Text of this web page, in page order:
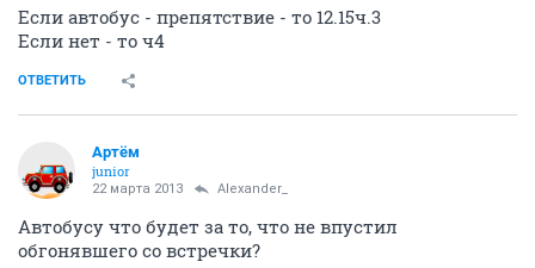
Если автобус - препятствие - то 12.15ч.3
Если нет - то ч4
ОТВЕТИТЬ
Артём
juniоr
22 марта 2013 Alexander_
Автобусу что будет за то, что не впустил
обгонявшего со встречки?